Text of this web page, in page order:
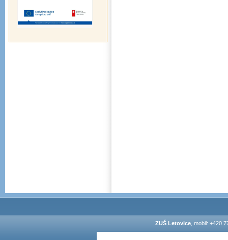
ZUŠ Letovice, mobil: +420